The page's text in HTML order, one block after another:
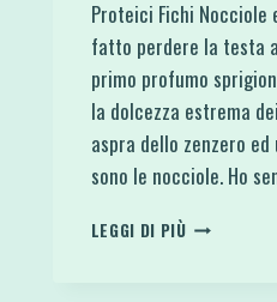
Proteici Fichi Nocciole
fatto perdere la testa
primo profumo
la dolcezza estrema
aspra dello zenzero
sono le nocciole. Ho
LEGGI DI PIÙMUFFIN